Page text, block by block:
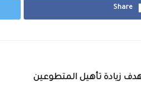
Share
زيادة تأهيل المتطوعين